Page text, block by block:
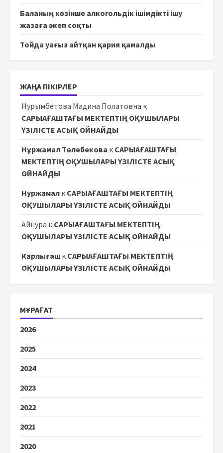
Баланың көзінше алкогольдік ішімдікті ішу
жазаға әкеп соқты
Тойда уағыз айтқан қария қамалды
ЖАҢА ПІКІРЛЕР
Нурымбетова Мадина Полатовна к
САРЫАҒАШТАҒЫ МЕКТЕПТІҢ ОҚУШЫЛАРЫ
ҮЗІЛІСТЕ АСЫҚ ОЙНАЙДЫ
Нұржамал Төлебекова к САРЫАҒАШТАҒЫ
МЕКТЕПТІҢ ОҚУШЫЛАРЫ ҮЗІЛІСТЕ АСЫҚ
ОЙНАЙДЫ
Нуржамал к САРЫАҒАШТАҒЫ МЕКТЕПТІҢ
ОҚУШЫЛАРЫ ҮЗІЛІСТЕ АСЫҚ ОЙНАЙДЫ
Айнура к САРЫАҒАШТАҒЫ МЕКТЕПТІҢ
ОҚУШЫЛАРЫ ҮЗІЛІСТЕ АСЫҚ ОЙНАЙДЫ
Карлығаш к САРЫАҒАШТАҒЫ МЕКТЕПТІҢ
ОҚУШЫЛАРЫ ҮЗІЛІСТЕ АСЫҚ ОЙНАЙДЫ
МҰРАҒАТ
2026
2025
2024
2023
2022
2021
2020